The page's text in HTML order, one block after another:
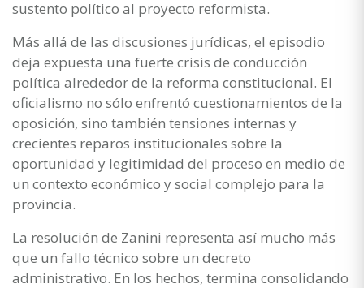
sustento político al proyecto reformista.
Más allá de las discusiones jurídicas, el episodio
deja expuesta una fuerte crisis de conducción
política alrededor de la reforma constitucional. El
oficialismo no sólo enfrentó cuestionamientos de la
oposición, sino también tensiones internas y
crecientes reparos institucionales sobre la
oportunidad y legitimidad del proceso en medio de
un contexto económico y social complejo para la
provincia.
La resolución de Zanini representa así mucho más
que un fallo técnico sobre un decreto
administrativo. En los hechos, termina consolidando